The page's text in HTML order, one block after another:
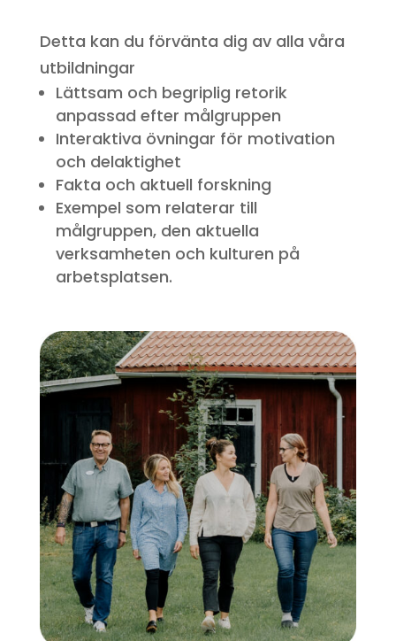
Detta kan du förvänta dig av alla våra
utbildningar
Lättsam och begriplig retorik
anpassad efter målgruppen
Interaktiva övningar för motivation
och delaktighet
Fakta och aktuell forskning
Exempel som relaterar till
målgruppen, den aktuella
verksamheten och kulturen på
arbetsplatsen.